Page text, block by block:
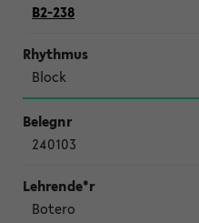
B2-238
Block
240103
Botero